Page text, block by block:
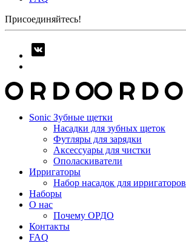
Присоединяйтесь!
Sonic Зубные щетки
Насадки для зубных щеток
Футляры для зарядки
Аксессуары для чистки
Ополаскиватели
Ирригаторы
Набор насадок для ирригаторов
Наборы
О нас
Почему ОРДО
Контакты
FAQ